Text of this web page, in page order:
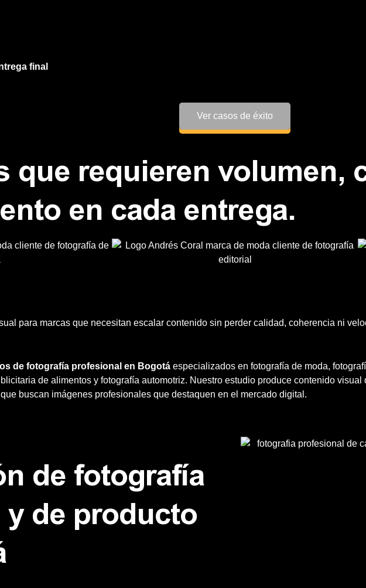
final
Ver casos de éxito
que requieren volumen,
en cada entrega.
para marcas que necesitan escalar contenido sin perder calidad, coherencia ni
de fotografía profesional en Bogotá especializados en fotografía de moda,
de alimentos y fotografía automotriz. Nuestro estudio produce contenido
que buscan imágenes profesionales que destaquen en el mercado digital.
de fotografía
de producto